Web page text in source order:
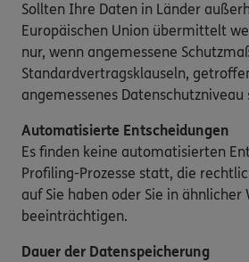
Sollten Ihre Daten in Länder
Europäischen Union übermittelt
nur, wenn angemessene
Standardvertragsklauseln,
angemessenes Datenschutzniveau
Automatisierte Entscheidungen
Es finden keine automatisierten
Profiling-Prozesse statt, die
auf Sie haben oder Sie in ähnlicher
beeinträchtigen.
Dauer der Datenspeicherung